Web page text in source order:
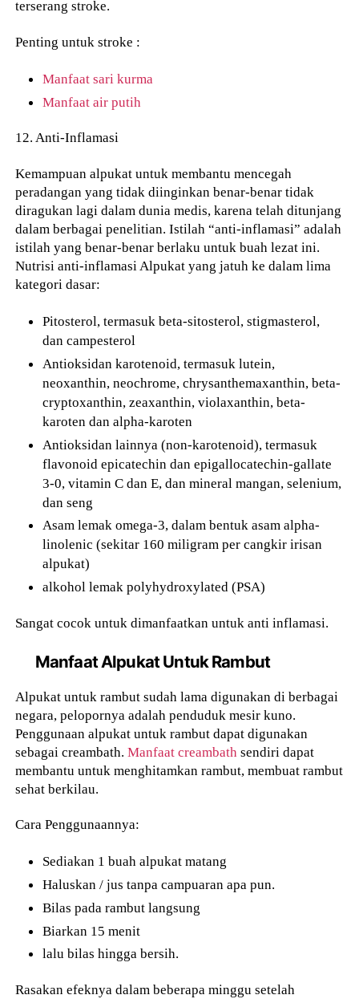
terserang stroke.
Penting untuk stroke :
Manfaat sari kurma
Manfaat air putih
12. Anti-Inflamasi
Kemampuan alpukat untuk membantu mencegah
peradangan yang tidak diinginkan benar-benar tidak
diragukan lagi dalam dunia medis, karena telah ditunjang
dalam berbagai penelitian. Istilah “anti-inflamasi” adalah
istilah yang benar-benar berlaku untuk buah lezat ini.
Nutrisi anti-inflamasi Alpukat yang jatuh ke dalam lima
kategori dasar:
Pitosterol, termasuk beta-sitosterol, stigmasterol,
dan campesterol
Antioksidan karotenoid, termasuk lutein,
neoxanthin, neochrome, chrysanthemaxanthin, beta-
cryptoxanthin, zeaxanthin, violaxanthin, beta-
karoten dan alpha-karoten
Antioksidan lainnya (non-karotenoid), termasuk
flavonoid epicatechin dan epigallocatechin-gallate
3-0, vitamin C dan E, dan mineral mangan, selenium,
dan seng
Asam lemak omega-3, dalam bentuk asam alpha-
linolenic (sekitar 160 miligram per cangkir irisan
alpukat)
alkohol lemak polyhydroxylated (PSA)
Sangat cocok untuk dimanfaatkan untuk anti inflamasi.
Manfaat Alpukat Untuk Rambut
Alpukat untuk rambut sudah lama digunakan di berbagai
negara, pelopornya adalah penduduk mesir kuno.
Penggunaan alpukat untuk rambut dapat digunakan
sebagai creambath.Manfaat creambath sendiri dapat
membantu untuk menghitamkan rambut, membuat rambut
sehat berkilau.
Cara Penggunaannya:
Sediakan 1 buah alpukat matang
Haluskan / jus tanpa campuaran apa pun.
Bilas pada rambut langsung
Biarkan 15 menit
lalu bilas hingga bersih.
Rasakan efeknya dalam beberapa minggu setelah